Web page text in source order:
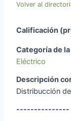
Volver al
Calificación
Categoría de
Eléctrico
Descripción
Distribucción
---------------